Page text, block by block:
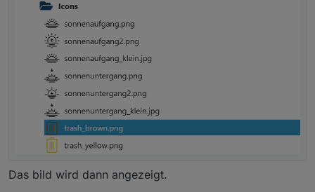
Das bild wird dann angezeigt.